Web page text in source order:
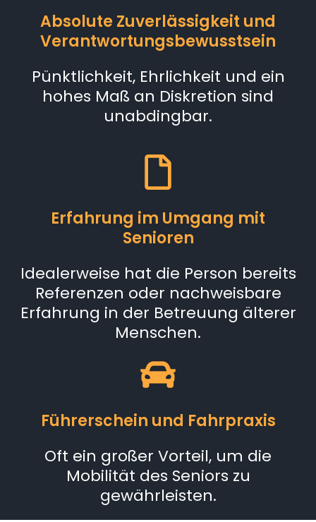
Absolute Zuverlässigkeit und
Verantwortungsbewusstsein
Pünktlichkeit, Ehrlichkeit und ein
hohes Maß an Diskretion sind
unabdingbar.
Erfahrung im Umgang mit
Senioren
Idealerweise hat die Person bereits
Referenzen oder nachweisbare
Erfahrung in der Betreuung älterer
Menschen.
Führerschein und Fahrpraxis
Oft ein großer Vorteil, um die
Mobilität des Seniors zu
gewährleisten.